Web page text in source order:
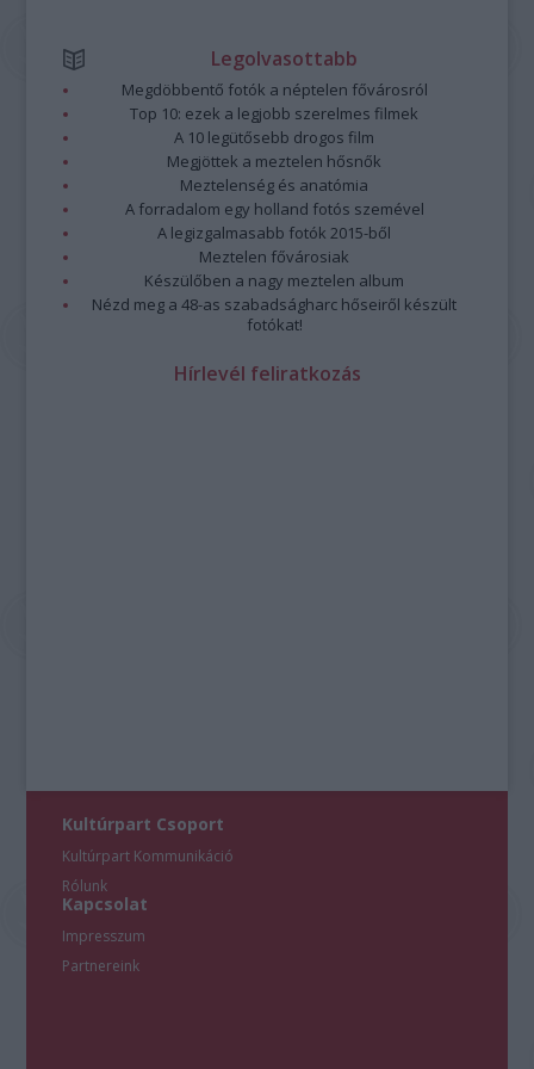
Legolvasottabb
Megdöbbentő fotók a néptelen fővárosról
Top 10: ezek a legjobb szerelmes filmek
A 10 legütősebb drogos film
Megjöttek a meztelen hősnők
Meztelenség és anatómia
A forradalom egy holland fotós szemével
A legizgalmasabb fotók 2015-ből
Meztelen fővárosiak
Készülőben a nagy meztelen album
Nézd meg a 48-as szabadságharc hőseiről készült
fotókat!
Hírlevél feliratkozás
Kultúrpart Csoport
Kultúrpart Kommunikáció
Rólunk
Kapcsolat
Impresszum
Partnereink